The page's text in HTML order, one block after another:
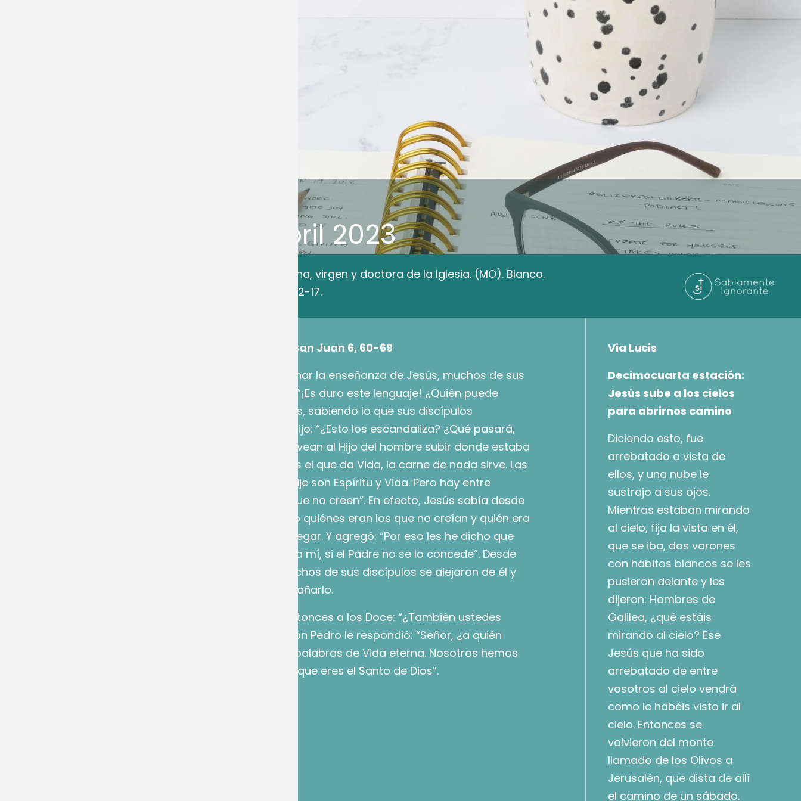
Abril 2023
Santa Catalina de Siena, virgen y doctora de la Iglesia. (MO). Blanco.
Hech 9, 31-42; Sal 115, 12-17.
Evangelio según San Juan 6, 60-69
Después de escuchar la enseñanza de Jesús, muchos de sus
discípulos decían: “¡Es duro este lenguaje! ¿Quién puede
escucharlo?”. Jesús, sabiendo lo que sus discípulos
murmuraban, les dijo: “¿Esto los escandaliza? ¿Qué pasará,
entonces, cuando vean al Hijo del hombre subir donde estaba
antes? El Espíritu es el que da Vida, la carne de nada sirve. Las
palabras que les dije son Espíritu y Vida. Pero hay entre
ustedes algunos que no creen”. En efecto, Jesús sabía desde
el primer momento quiénes eran los que no creían y quién era
el que lo iba a entregar. Y agregó: “Por eso les he dicho que
nadie puede venir a mí, si el Padre no se lo concede”. Desde
ese momento, muchos de sus discípulos se alejaron de él y
dejaron de acompañarlo.
Jesús preguntó entonces a los Doce: “¿También ustedes
quieren irse?”. Simón Pedro le respondió: “Señor, ¿a quién
iremos? Tú tienes palabras de Vida eterna. Nosotros hemos
creído y sabemos que eres el Santo de Dios”.
Via Lucis
Decimocuarta estación:
Jesús sube a los cielos
para abrirnos camino
Diciendo esto, fue
arrebatado a vista de
ellos, y una nube le
sustrajo a sus ojos.
Mientras estaban mirando
al cielo, fija la vista en él,
que se iba, dos varones
con hábitos blancos se les
pusieron delante y les
dijeron: Hombres de
Galilea, ¿qué estáis
mirando al cielo? Ese
Jesús que ha sido
arrebatado de entre
vosotros al cielo vendrá
como le habéis visto ir al
cielo. Entonces se
volvieron del monte
llamado de los Olivos a
Jerusalén, que dista de allí
el camino de un sábado.